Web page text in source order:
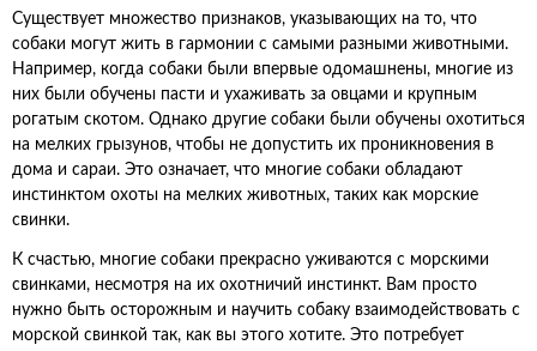
Существует множество признаков, указывающих на то, что
собаки могут жить в гармонии с самыми разными животными.
Например, когда собаки были впервые одомашнены, многие из
них были обучены пасти и ухаживать за овцами и крупным
рогатым скотом. Однако другие собаки были обучены охотиться
на мелких грызунов, чтобы не допустить их проникновения в
дома и сараи. Это означает, что многие собаки обладают
инстинктом охоты на мелких животных, таких как морские
свинки.
К счастью, многие собаки прекрасно уживаются с морскими
свинками, несмотря на их охотничий инстинкт. Вам просто
нужно быть осторожным и научить собаку взаимодействовать с
морской свинкой так, как вы этого хотите. Это потребует